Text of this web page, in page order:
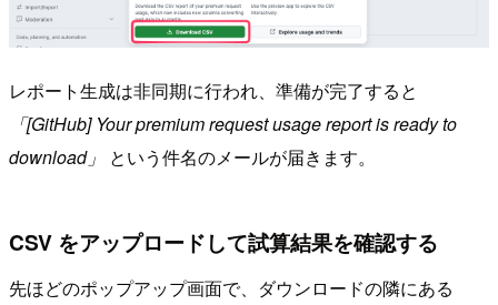
レポート生成は非同期に行われ、準備が完了すると
「[GitHub] Your premium request usage report is ready to
download」
という件名のメールが届きます。
CSV をアップロードして試算結果を確認する
先ほどのポップアップ画面で、ダウンロードの隣にある